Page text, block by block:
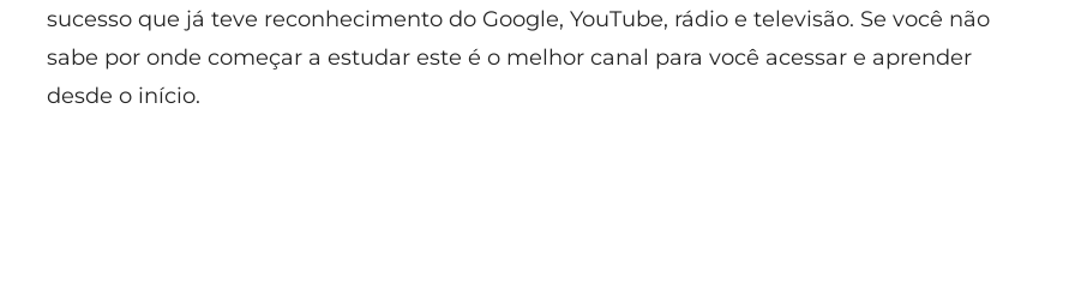
sucesso que já teve reconhecimento do Google, YouTube, rádio e televisão. Se você não
sabe por onde começar a estudar este é o melhor canal para você acessar e aprender
desde o início.